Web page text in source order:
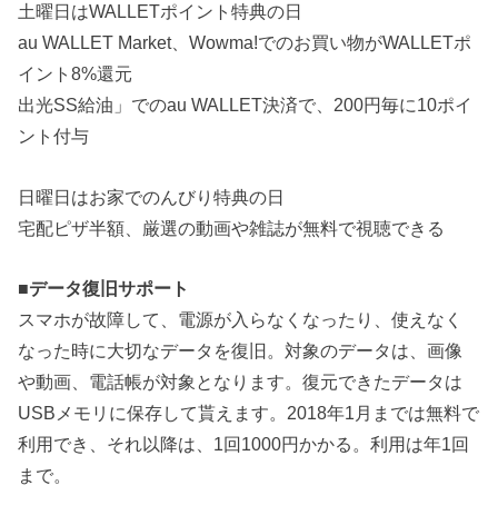
土曜日はWALLETポイント特典の日
au WALLET Market、Wowma!でのお買い物がWALLETポ
イント8%還元
出光SS給油」でのau WALLET決済で、200円毎に10ポイ
ント付与
日曜日はお家でのんびり特典の日
宅配ピザ半額、厳選の動画や雑誌が無料で視聴できる
■データ復旧サポート
スマホが故障して、電源が入らなくなったり、使えなく
なった時に大切なデータを復旧。対象のデータは、画像
や動画、電話帳が対象となります。復元できたデータは
USBメモリに保存して貰えます。2018年1月までは無料で
利用でき、それ以降は、1回1000円かかる。利用は年1回
まで。